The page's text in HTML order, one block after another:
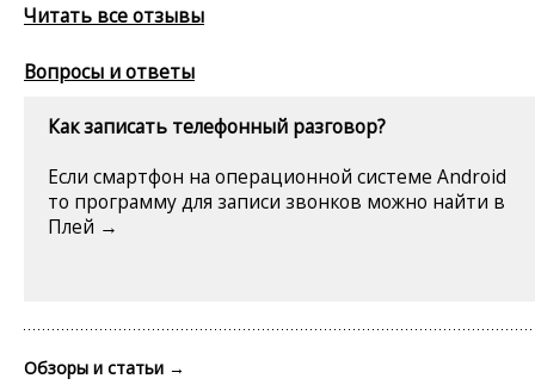
Читать все отзывы
Вопросы и ответы
Как записать телефонный разговор?
Если смартфон на операционной системе Android
то программу для записи звонков можно найти в
Плей →
Обзоры и статьи →